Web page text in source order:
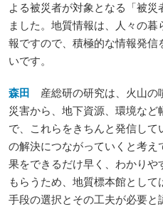
よる被災者が対象となる「被
ました。地質情報は、人々の
報ですので、積極的な情報発信
いです。
森田
産総研の研究は、火山
災害から、地下資源、環境な
で、これらをきちんと発信し
の解決につながっていくと考
果をできるだけ早く、わかりや
もらうため、地質標本館とし
手段の選択とその工夫が必要と